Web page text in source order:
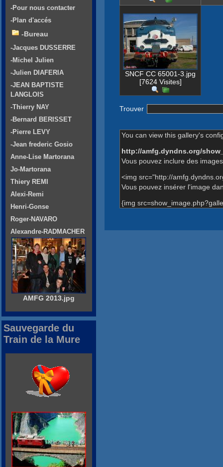
SNCF CC 65001-3.jpg
[7624 Visites]
Trouver
You can view this gallery's
http://amfg.dyndns.org/
Vous pouvez inclure des
<img src="http://
Vous pouvez insérer l'image
{img
-Pour nous contacter
-Plan d'accés
-Bureau
-Jacques DUSSERRE
-Michel Julien
-Julien DIAFERIA
-JEAN BAPTISTE
LANGLOIS
-Thierry NAY
-Bernard BERISSET
-Pierre LEVY
-Jean frederic Gosio
Anne-Lise Martorana
Jo-Martorana
Thiery REMI
Alexi-Remi
Henri-Gonse
Roger-NAVARO
Alexandre-RADMACHER
AMFG 2013.jpg
Sauvegarde du
Train de la Mure